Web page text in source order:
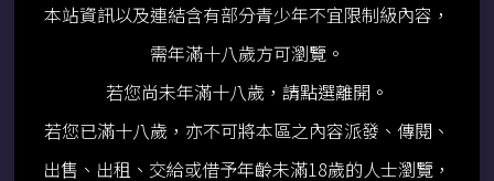
本站資訊以及連結含有部分青少年不宜限制級內容，
需年滿十八歲方可瀏覽。
若您尚未年滿十八歲，請點選離開。
若您已滿十八歲，亦不可將本區之內容派發、傳閱、
出售、出租、交給或借予年齡未滿18歲的人士瀏覽，
除了第一波將會上架的眾所期待高評價作品以及大量
「實用」遊戲，未來還有許多獨家限量週邊，喜愛瑟
瑟的老司機們千萬別錯過，馬上就來 072 Project ，
陪伴每晚孤獨的你！